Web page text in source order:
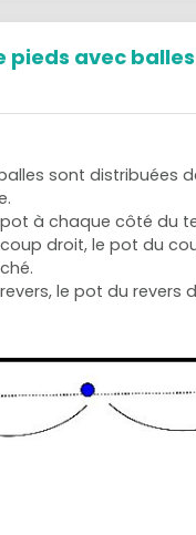
pieds avec
sont distribuées
à chaque côté du
coup droit, le pot du
le pot du revers